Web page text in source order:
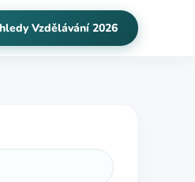
Vzdělávání 2026